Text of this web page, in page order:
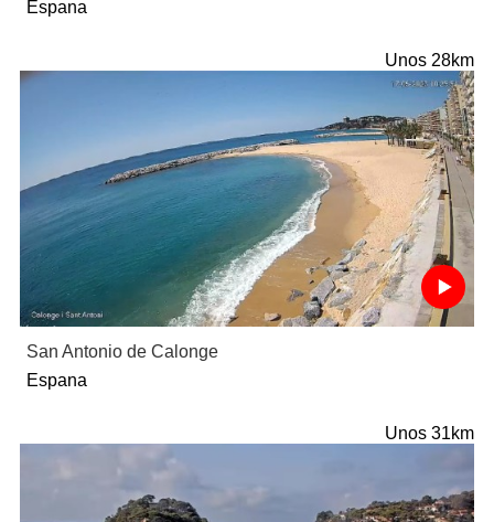
Espana
Unos 28km
San Antonio de Calonge
Espana
Unos 31km